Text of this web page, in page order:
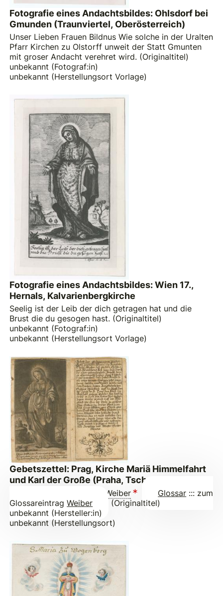
Fotografie eines Andachtsbildes: Ohlsdorf bei
Gmunden (Traunviertel, Oberösterreich)
Unser Lieben Frauen Bildnus Wie solche in der Uralten
Pfarr Kirchen zu Olstorff unweit der Statt Gmunten
mit groser Andacht verehret wird. (Originaltitel)
unbekannt (Fotograf:in)
unbekannt (Herstellungsort Vorlage)
Fotografie eines Andachtsbildes: Wien 17.,
Hernals, Kalvarienbergkirche
Seelig ist der Leib der dich getragen hat und die
Brust die du gesogen hast. (Originaltitel)
unbekannt (Fotograf:in)
unbekannt (Herstellungsort Vorlage)
Gebetszettel: Prag, Kirche Mariä Himmelfahrt
und Karl der Große (Praha, Tschechien)
Weiber Glossar ::: zum
Glossareintrag Weiber
(Originaltitel)
unbekannt (Hersteller:in)
unbekannt (Herstellungsort)